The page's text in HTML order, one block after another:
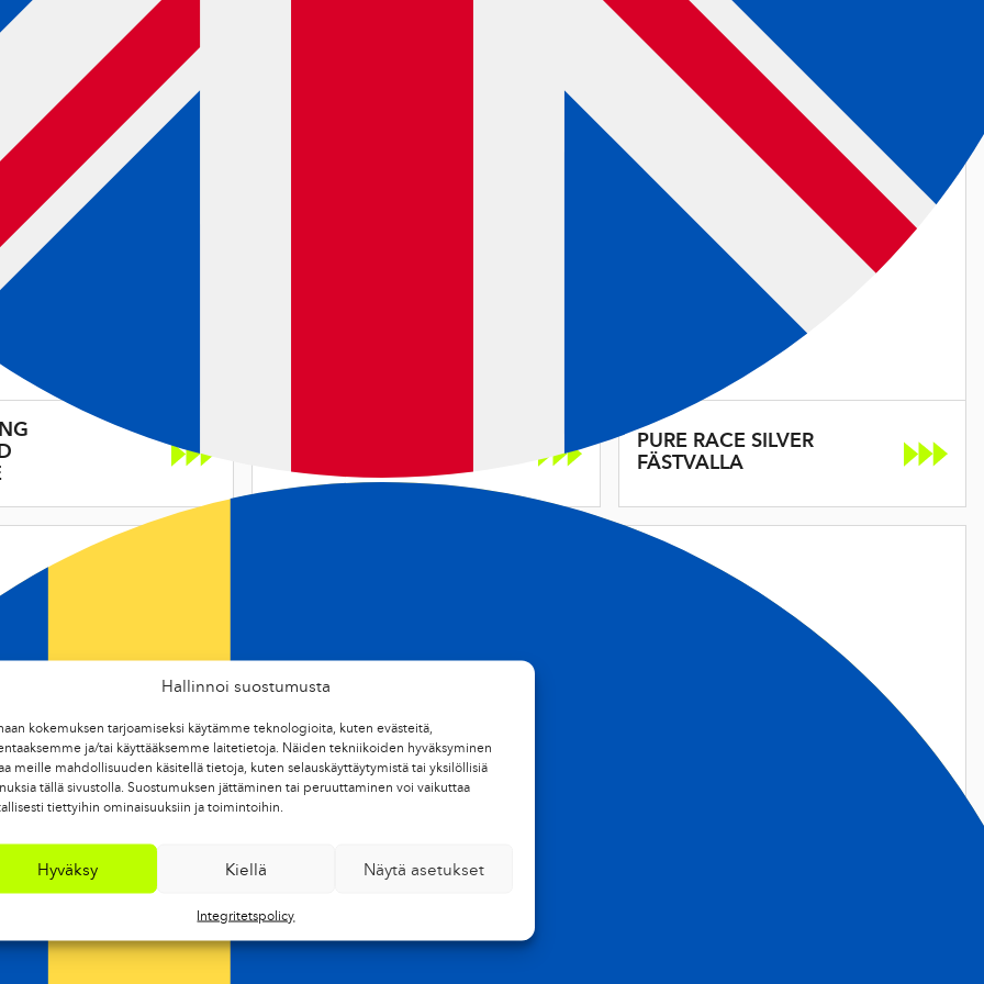
Hallinnoi suostumusta
kokemuksen tarjoamiseksi käytämme teknologioita, kuten evästeitä,
ja/tai käyttääksemme laitetietoja. Näiden tekniikoiden hyväksyminen
meille mahdollisuuden käsitellä tietoja, kuten selauskäyttäytymistä tai yksilöllisiä
tällä sivustolla. Suostumuksen jättäminen tai peruuttaminen voi vaikuttaa
tiettyihin ominaisuuksiin ja toimintoihin.
Hyväksy Kiellä Näytä asetukset
Integritetspolicy
PURE RACE SILVER
FÄSTVALLA
RACE